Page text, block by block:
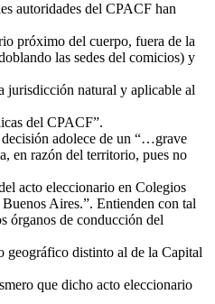
autoridades del CPACF han
próximo del cuerpo, fuera de la
las sedes del comicios) y
jurisdicción natural y aplicable al
del CPACF”.
adolece de un “…grave
en razón del territorio, pues no
acto eleccionario en Colegios
Aires.”. Entienden con tal
órganos de conducción del
geográfico distinto al de la Capital
que dicho acto eleccionario